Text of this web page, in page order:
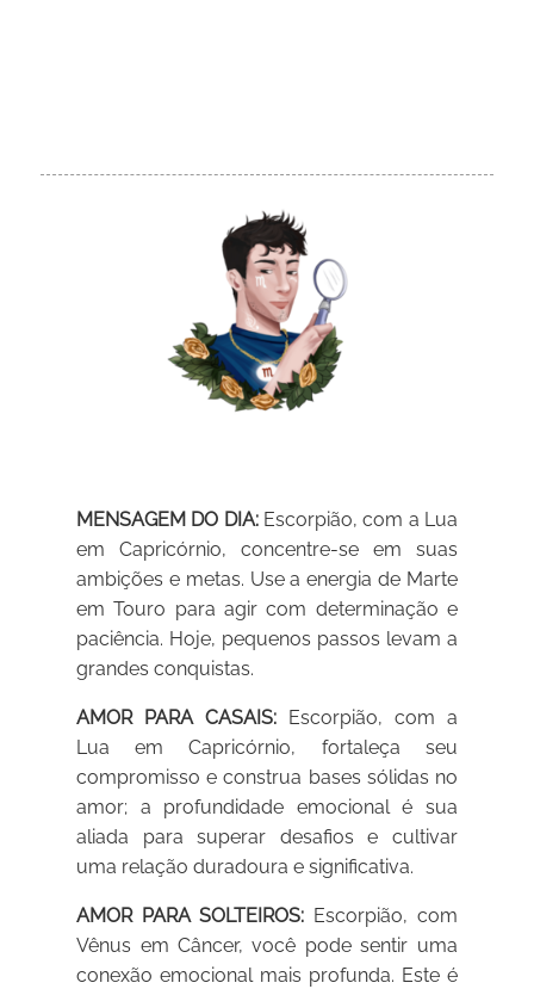
MENSAGEM DO DIA:Escorpião, com a Lua
em Capricórnio, concentre-se em suas
ambições e metas. Use a energia de Marte
em Touro para agir com determinação e
paciência. Hoje, pequenos passos levam a
grandes conquistas.
AMOR PARA CASAIS: Escorpião, com a
Lua em Capricórnio, fortaleça seu
compromisso e construa bases sólidas no
amor; a profundidade emocional é sua
aliada para superar desafios e cultivar
uma relação duradoura e significativa.
AMOR PARA SOLTEIROS: Escorpião, com
Vênus em Câncer, você pode sentir uma
conexão emocional mais profunda. Este é